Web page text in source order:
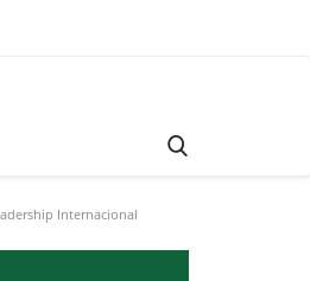
Internacional